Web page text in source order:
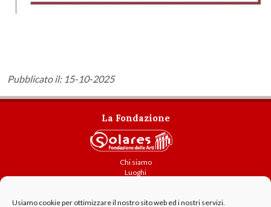
Usiamo cookie per ottimizzare il nostro sito web ed i nostri servizi.
Pubblicato il: 15-10-2025
La Fondazione
Chi siamo
Luoghi
Contatti